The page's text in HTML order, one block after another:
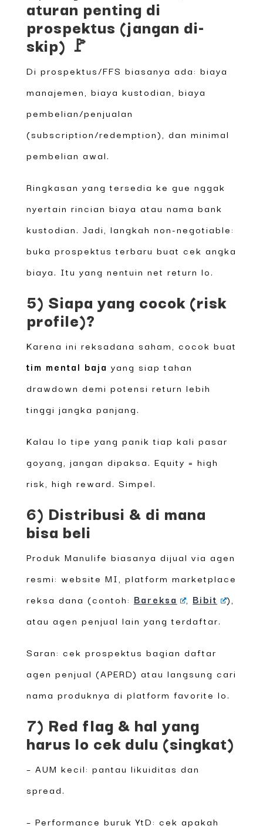
aturan penting di
prospektus (jangan di-
skip) 🚩
Di prospektus/FFS biasanya ada: biaya
manajemen, biaya kustodian, biaya
pembelian/penjualan
(subscription/redemption), dan minimal
pembelian awal.
Ringkasan yang tersedia ke gue nggak
nyertain rincian biaya atau nama bank
kustodian. Jadi, langkah non-negotiable:
buka prospektus terbaru buat cek angka
biaya. Itu yang nentuin net return lo.
5) Siapa yang cocok (risk
profile)?
Karena ini reksadana saham, cocok buat
tim mental baja yang siap tahan
drawdown demi potensi return lebih
tinggi jangka panjang.
Kalau lo tipe yang panik tiap kali pasar
goyang, jangan dipaksa. Equity = high
risk, high reward. Simpel.
6) Distribusi & di mana
bisa beli
Produk Manulife biasanya dijual via agen
resmi: website MI, platform marketplace
reksa dana (contoh: Bareksa Bibit
),
atau agen penjual lain yang terdaftar.
Saran: cek prospektus bagian daftar
agen penjual (APERD) atau langsung cari
nama produknya di platform favorite lo.
7) Red flag & hal yang
harus lo cek dulu (singkat)
– AUM kecil: pantau likuiditas dan
spread.
– Performance buruk YtD: cek apakah